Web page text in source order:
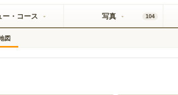
ー・コース 写真 104
図